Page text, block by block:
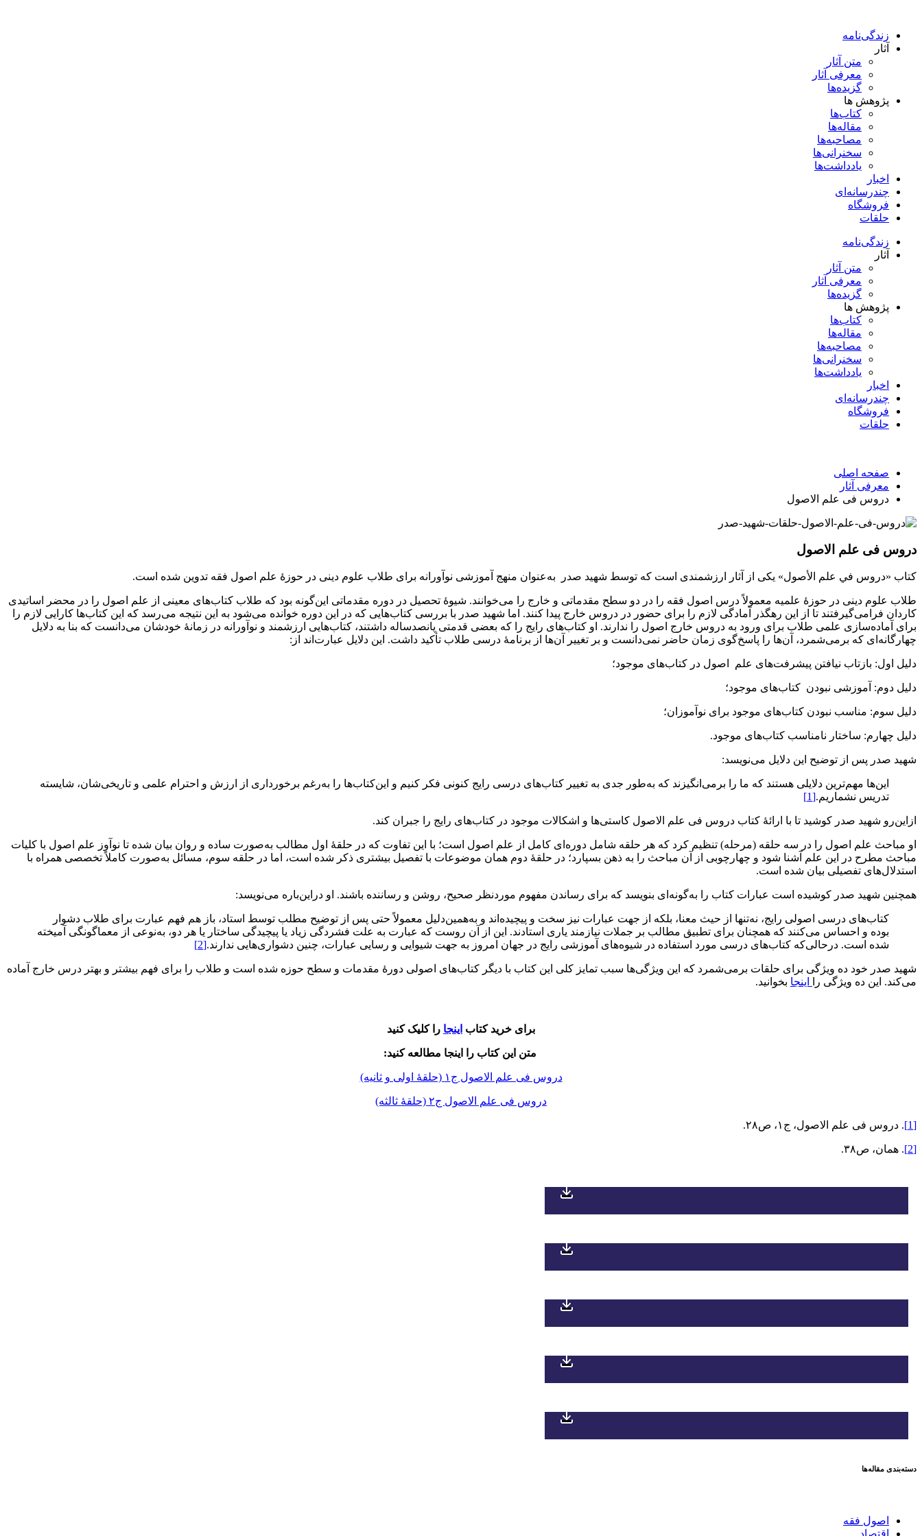
محتوا
زندگی‌نامه
آثار
متن آثار
معرفی آثار
گزیده‌ها
پژوهش ها
کتاب‌ها
مقاله‌ها
مصاحبه‌ها
سخنرانی‌ها
یادداشت‌ها
اخبار
چندرسانه‌ای
فروشگاه
حلقات
زندگی‌نامه
آثار
متن آثار
معرفی آثار
گزیده‌ها
پژوهش ها
کتاب‌ها
مقاله‌ها
مصاحبه‌ها
سخنرانی‌ها
یادداشت‌ها
اخبار
چندرسانه‌ای
فروشگاه
حلقات
صفحه اصلی
معرفی آثار
دروس فی علم الاصول
دروس فی علم الاصول
کتاب «دروس في علم الأصول» یکی از آثار ارزشمندی است که توسط شهید صدر به‌عنوان منهج آموزشی نوآورانه برای طلاب علوم دینی در حوزۀ علم اصول فقه تدوین شده است.
طلاب علوم دینی در حوزۀ علمیه معمولاً درس اصول فقه را در دو سطح مقدماتی و خارج را می‌خوانند. شیوۀ تحصیل در دوره مقدماتی این‌گونه بود که طلاب کتاب‌های معینی از علم اصول را در محضر اساتیدی
کاردان فرامی‌گیرفتند تا از این رهگذر آمادگی لازم را برای حضور در دروس خارج پیدا کنند. اما شهید صدر با بررسی کتاب‌هایی که در این دوره خوانده می‌شود به این نتیجه می‌رسد که این کتاب‌ها کارایی لازم را
برای آماده‌سازی علمی طلاب برای ورود به دروس خارج اصول را ندارند. او کتاب‌های رایج را که بعضی قدمتی پانصدساله داشتند، کتاب‌هایی ارزشمند و نوآورانه در زمانۀ خودشان می‌دانست که بنا به دلایل
چهارگانه‌ای که برمی‌شمرد، آن‌ها را پاسخ‌گوی زمان حاضر نمی‌دانست و بر تغییر آن‌ها از برنامۀ درسی طلاب تأکید داشت. این دلایل عبارت‌اند از:
دلیل اول: بازتاب نیافتن پیشرفت‌های علم اصول در کتاب‌های موجود؛
دلیل دوم: آموزشی نبودن کتاب‌های موجود؛
دلیل سوم: مناسب نبودن کتاب‌های موجود برای نوآموزان؛
دلیل چهارم: ساختار نامناسب کتاب‌های موجود.
شهید صدر پس از توضیح این دلایل می‌نویسد:
این‌ها مهم‌ترین دلایلی هستند که ما را برمی‌انگیزند که به‌طور جدی به تغییر کتاب‌های درسی رایج کنونی فکر کنیم و این‌کتاب‌ها را به‌رغم برخورداری از ارزش و احترام علمی و تاریخی‌شان، شایسته
تدریس نشماریم.[1]
ازاین‌رو شهید صدر کوشید تا با ارائۀ کتاب دروس فی علم الاصول کاستی‌ها و اشکالات موجود در کتاب‌های رایج را جبران کند.
او مباحث علم اصول را در سه حلقه (مرحله) تنظیم کرد که هر حلقه شامل دوره‌ای کامل از علم اصول است؛ با این تفاوت که در حلقۀ اول مطالب به‌صورت ساده و روان بیان شده تا نوآوز علم اصول با کلیات
مباحث مطرح در این علم آشنا شود و چهارچوبی از آن مباحث را به ذهن بسپارد؛ در حلقۀ دوم همان موضوعات با تفصیل بیشتری ذکر شده است، اما در حلقه سوم، مسائل به‌صورت کاملاً تخصصی همراه با
استدلال‌های تفصیلی بیان شده است.
همچنین شهید صدر کوشیده است عبارات کتاب را به‌گونه‌ای بنویسد که برای رساندن مفهوم موردنظر صحیح، روشن و رساننده باشند. او دراین‌باره می‌نویسد:
کتاب‌های درسی اصولی رایج، نه‌تنها از حیث معنا، بلکه از جهت عبارات نیز سخت و پیچیده‌اند و به‌همین‌دلیل معمولاً حتی پس از توضیح مطلب توسط استاد، باز هم فهم عبارت برای طلاب دشوار
بوده و احساس می‌کنند که همچنان برای تطبیق مطالب بر جملات نیازمند یاری استادند. این از آن روست که عبارت به علت فشردگی زیاد یا پیچیدگی ساختار یا هر دو، به‌نوعی از معماگونگی آمیخته
شده است. درحالی‌که کتاب‌های درسی‌ مورد استفاده در شیوه‌های آموزشی رایج در جهان امروز به جهت شیوایی و رسایی عبارات، چنین دشواری‌هایی ندارند.[2]
شهید صدر خود ده ویژگی برای حلقات برمی‌شمرد که این ویژگی‌ها سبب تمایز کلی این کتاب با دیگر کتاب‌های اصولی دورۀ مقدمات و سطح حوزه شده است و طلاب را برای فهم بیشتر و بهتر درس خارج آماده
می‌کند. این ده ویژگی را
اینجا بخوانید.
برای خرید کتاب اینجا را کلیک کنید
متن این کتاب را اینجا مطالعه کنید:
دروس فی علم الاصول ج١ (حلقۀ اولی و ثانیه)
دروس فی علم الاصول ج٢ (حلقۀ ثالثه)
[1] . دروس فی علم الاصول، ج١، ص٢٨.
[2] . همان، ص٣٨.
دسته‌بندی مقاله‌ها
اصول فقه